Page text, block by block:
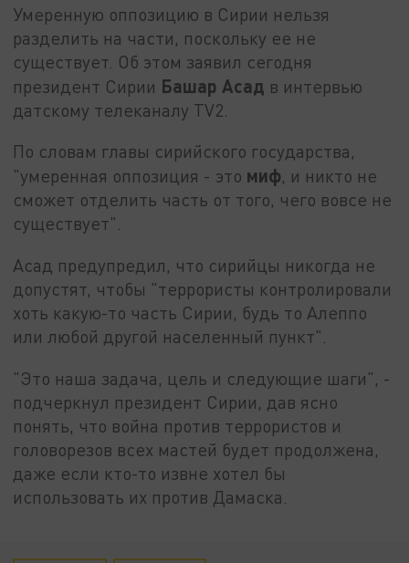
Умеренную оппозицию в Сирии нельзя
разделить на части, поскольку ее не
существует. Об этом заявил сегодня
президент Сирии Башар Асад в интервью
датскому телеканалу TV2.
По словам главы сирийского государства,
"умеренная оппозиция - это миф, и никто не
сможет отделить часть от того, чего вовсе не
существует".
Асад предупредил, что сирийцы никогда не
допустят, чтобы "террористы контролировали
хоть какую-то часть Сирии, будь то Алеппо
или любой другой населенный пункт".
"Это наша задача, цель и следующие шаги", -
подчеркнул президент Сирии, дав ясно
понять, что война против террористов и
головорезов всех мастей будет продолжена,
даже если кто-то извне хотел бы
использовать их против Дамаска.